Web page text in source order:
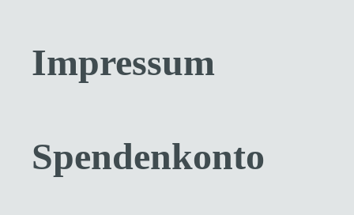
Impressum
Spendenkonto